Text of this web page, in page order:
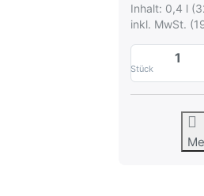
Inhalt: 0,4 l
inkl. MwSt.
Stück